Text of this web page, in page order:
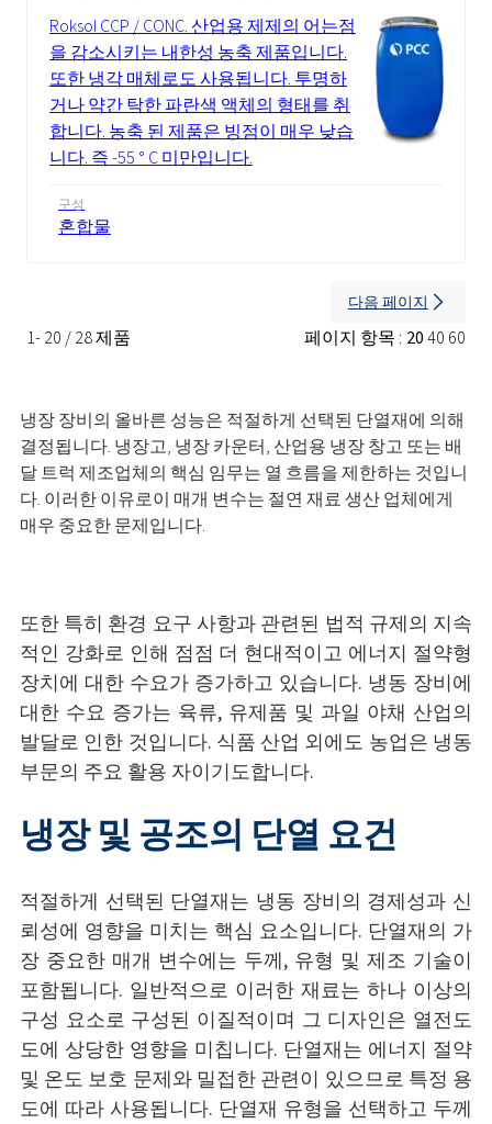
Roksol CCP / CONC. 산업용 제제의 어는점
을 감소시키는 내한성 농축 제품입니다.
또한 냉각 매체로도 사용됩니다. 투명하
거나 약간 탁한 파란색 액체의 형태를 취
합니다. 농축 된 제품은 빙점이 매우 낮습
니다. 즉 -55 ° C 미만입니다.
구성
혼합물
1- 20 / 28 제품 페이지 항목 : 2040 60
다음 페이지
냉장 장비의 올바른 성능은 적절하게 선택된 단열재에 의해
결정됩니다. 냉장고, 냉장 카운터, 산업용 냉장 창고 또는 배
달 트럭 제조업체의 핵심 임무는 열 흐름을 제한하는 것입니
다. 이러한 이유로이 매개 변수는 절연 재료 생산 업체에게
매우 중요한 문제입니다.
또한 특히 환경 요구 사항과 관련된 법적 규제의 지속
적인 강화로 인해 점점 더 현대적이고 에너지 절약형
장치에 대한 수요가 증가하고 있습니다. 냉동 장비에
대한 수요 증가는 육류, 유제품 및 과일 야채 산업의
발달로 인한 것입니다. 식품 산업 외에도 농업은 냉동
부문의 주요 활용 자이기도합니다.
냉장 및 공조의 단열 요건
적절하게 선택된 단열재는 냉동 장비의 경제성과 신
뢰성에 영향을 미치는 핵심 요소입니다. 단열재의 가
장 중요한 매개 변수에는 두께, 유형 및 제조 기술이
포함됩니다. 일반적으로 이러한 재료는 하나 이상의
구성 요소로 구성된 이질적이며 그 디자인은 열전도
도에 상당한 영향을 미칩니다. 단열재는 에너지 절약
및 온도 보호 문제와 밀접한 관련이 있으므로 특정 용
도에 따라 사용됩니다. 단열재 유형을 선택하고 두께